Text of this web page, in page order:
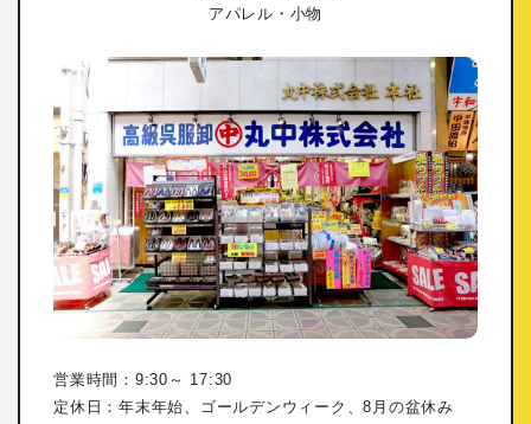
アパレル・小物
営業時間：9:30～ 17:30
定休日：年末年始、ゴールデンウィーク、8月の盆休み